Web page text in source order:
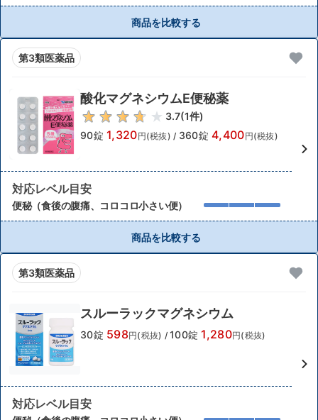
商品を比較する
第3類医薬品
酸化マグネシウムE便秘薬
3.7(1件)
90錠 1,320円(税抜) / 360錠 4,400円(税抜)
対応レベル目安
便秘（食後の腹痛、コロコロ小さい便）
商品を比較する
第3類医薬品
スルーラックマグネシウム
30錠 598円(税抜) / 100錠 1,280円(税抜)
対応レベル目安